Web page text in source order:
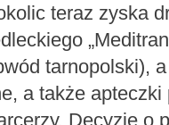
teraz zyska
tarnopolski),
a także apteczki
Decyzję o